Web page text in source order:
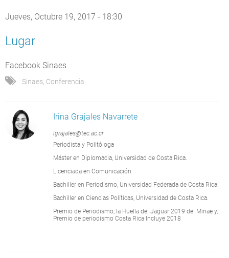
Jueves, Octubre 19, 2017 - 18:30
Lugar
Facebook Sinaes
Sinaes Conferencia
Irina Grajales Navarrete
igrajales@tec.ac.cr
Periodista y Politóloga
Máster en Diplomacia, Universidad de Costa Rica.
Licenciada en Comunicación
Bachiller en Periodismo, Universidad Federada de Costa Rica.
Bachiller en Ciencias Políticas, Universidad de Costa Rica.
Premio de Periodismo, la Huella del Jaguar 2019 del Minae y,
Premio de periodismo Costa Rica Incluye 2018